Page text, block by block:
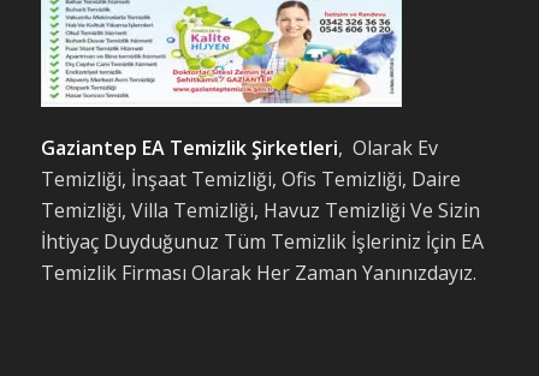
Gaziantep EA Temizlik Şirketleri, Olarak Ev
Temizliği, İnşaat Temizliği, Ofis Temizliği, Daire
Temizliği, Villa Temizliği, Havuz Temizliği Ve Sizin
İhtiyaç Duyduğunuz Tüm Temizlik İşleriniz İçin EA
Temizlik Firması Olarak Her Zaman Yanınızdayız.